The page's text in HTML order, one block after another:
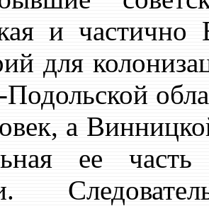
и частично
для
а
ее